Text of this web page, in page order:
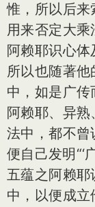
惟，所以后来
用来否定大
阿赖耶识心体
所以也随著
中，如是广传
阿赖耶、异
法中，都不曾
便自己发明“‘
五蕴之阿赖耶
中，以便成